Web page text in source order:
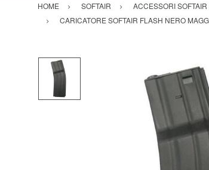
HOME SOFTAIR ACCESSORI SOFTAIR
CARICATORE SOFTAIR FLASH NERO